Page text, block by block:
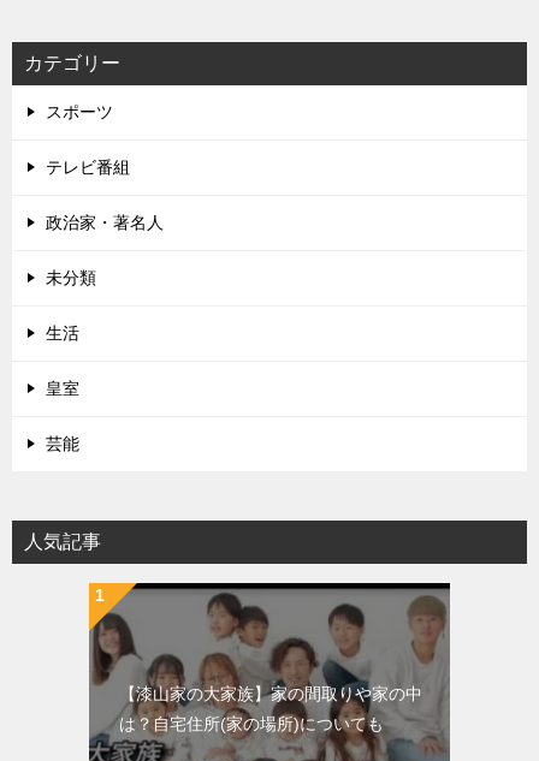
カテゴリー
スポーツ
テレビ番組
政治家・著名人
未分類
生活
皇室
芸能
人気記事
【漆山家の大家族】家の間取りや家の中
は？自宅住所(家の場所)についても